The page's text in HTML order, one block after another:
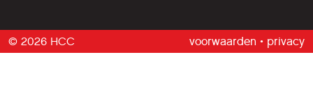
© 2026 HCC voorwaarden • privacy